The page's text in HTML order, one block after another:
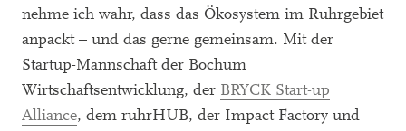
nehme ich wahr, dass das Ökosystem im Ruhrgebiet
anpackt – und das gerne gemeinsam. Mit der
Startup-Mannschaft der Bochum
Wirtschaftsentwicklung, der BRYCK Start-up
Alliance, dem ruhrHUB, der Impact Factory und